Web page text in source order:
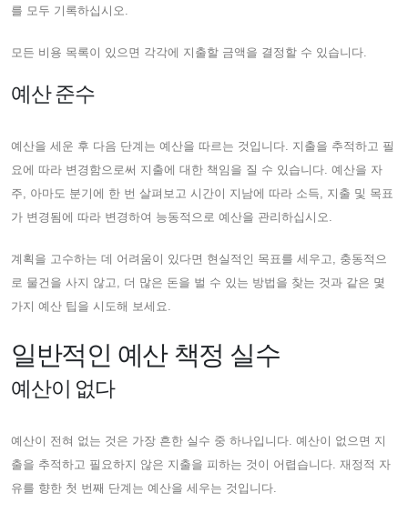
를 모두 기록하십시오.
모든 비용 목록이 있으면 각각에 지출할 금액을 결정할 수 있습니다.
예산 준수
예산을 세운 후 다음 단계는 예산을 따르는 것입니다. 지출을 추적하고 필
요에 따라 변경함으로써 지출에 대한 책임을 질 수 있습니다. 예산을 자
주, 아마도 분기에 한 번 살펴보고 시간이 지남에 따라 소득, 지출 및 목표
가 변경됨에 따라 변경하여 능동적으로 예산을 관리하십시오.
계획을 고수하는 데 어려움이 있다면 현실적인 목표를 세우고, 충동적으
로 물건을 사지 않고, 더 많은 돈을 벌 수 있는 방법을 찾는 것과 같은 몇
가지 예산 팁을 시도해 보세요.
일반적인 예산 책정 실수
예산이 없다
예산이 전혀 없는 것은 가장 흔한 실수 중 하나입니다. 예산이 없으면 지
출을 추적하고 필요하지 않은 지출을 피하는 것이 어렵습니다. 재정적 자
유를 향한 첫 번째 단계는 예산을 세우는 것입니다.